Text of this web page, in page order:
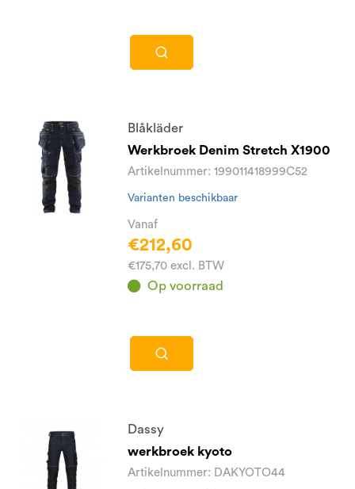
Blåkläder
Werkbroek Denim Stretch X1900
Artikelnummer: 199011418999C52
Varianten beschikbaar
Vanaf
€212,60
€175,70 excl. BTW
Op voorraad
Dassy
werkbroek kyoto
Artikelnummer: DAKYOTO44